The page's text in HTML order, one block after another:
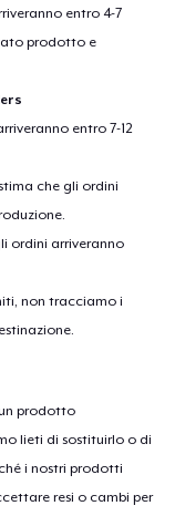
entro 4-7
prodotto e
entro 7-12
che gli ordini
ordini arriveranno
non tracciamo i
prodotto
lieti di sostituirlo o di
i nostri prodotti
resi o cambi per